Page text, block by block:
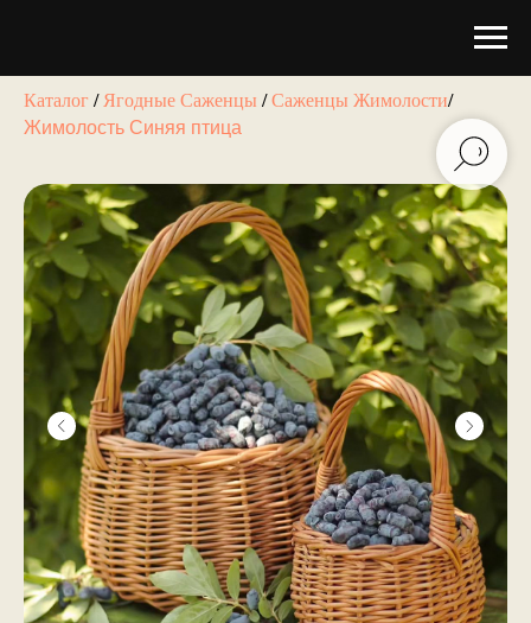
Каталог /Ягодные Саженцы /Саженцы Жимолости/
Жимолость Синяя птица